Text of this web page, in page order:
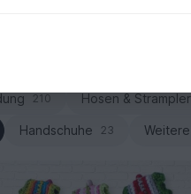
210 Hosen & Strampler
Handschuhe 23